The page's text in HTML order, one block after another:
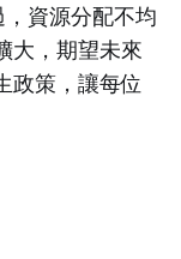
資源分配不均
大，期望未來
政策，讓每位